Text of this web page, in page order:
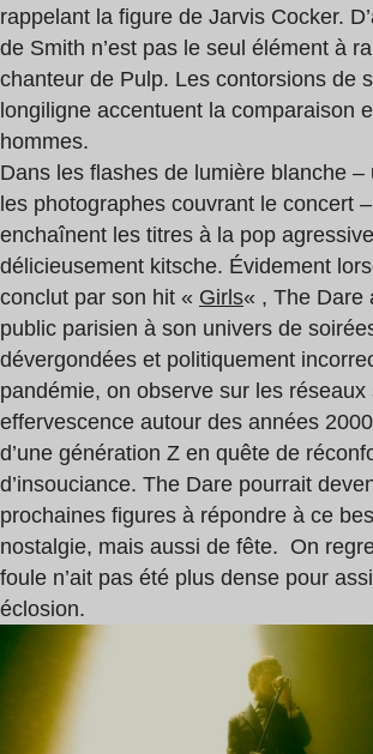
rappelant la figure de Jarvis Cocker.
de Smith n’est pas le seul élément à
chanteur de Pulp. Les contorsions de
longiligne accentuent la comparaison
hommes.
Dans les flashes de lumière blanche –
les photographes couvrant le concert
enchaînent les titres à la pop
délicieusement kitsche. Évidement
conclut par son hit « Girls« , The Dare
public parisien à son univers de
dévergondées et politiquement
pandémie, on observe sur les réseaux
effervescence autour des années
d’une génération Z en quête de
d’insouciance. The Dare pourrait
prochaines figures à répondre à ce
nostalgie, mais aussi de fête. On
foule n’ait pas été plus dense pour
éclosion.